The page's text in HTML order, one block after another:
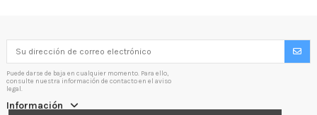
Puede darse de baja en cualquier momento. Para ello,
consulte nuestra información de contacto en el aviso
legal.
Información